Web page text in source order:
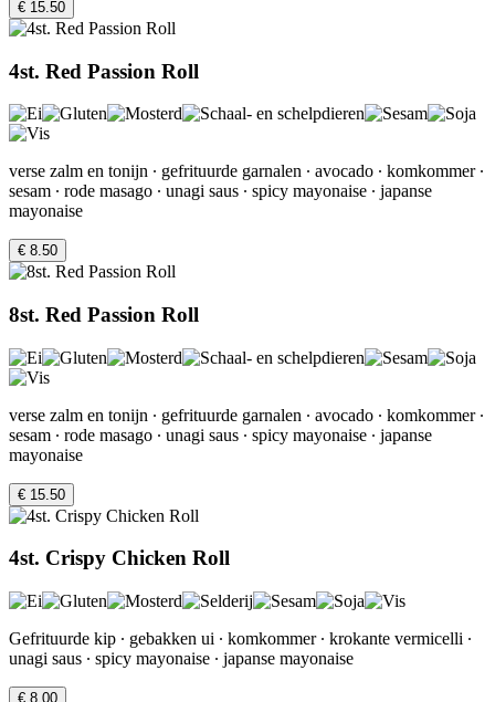
€ 15.50
4st. Red Passion Roll
verse zalm en tonijn ∙ gefrituurde garnalen ∙ avocado ∙ komkommer ∙
sesam ∙ rode masago ∙ unagi saus ∙ spicy mayonaise ∙ japanse
mayonaise
€ 8.50
8st. Red Passion Roll
verse zalm en tonijn ∙ gefrituurde garnalen ∙ avocado ∙ komkommer ∙
sesam ∙ rode masago ∙ unagi saus ∙ spicy mayonaise ∙ japanse
mayonaise
€ 15.50
4st. Crispy Chicken Roll
Gefrituurde kip ∙ gebakken ui ∙ komkommer ∙ krokante vermicelli ∙
unagi saus ∙ spicy mayonaise ∙ japanse mayonaise
€ 8.00